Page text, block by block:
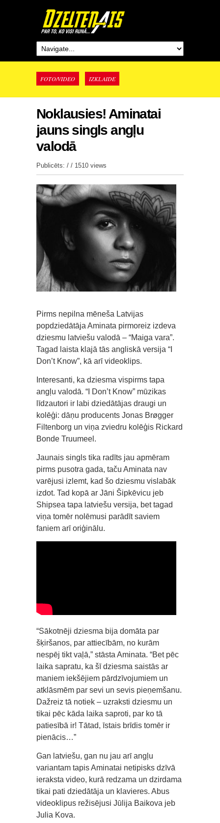
FOTO/VIDEO IZKLAIDE
Noklausies! Aminatai
jauns singls angļu
valodā
Publicēts: / / 1510 views
Pirms nepilna mēneša Latvijas
popdziedātāja Aminata pirmoreiz izdeva
dziesmu latviešu valodā – “Maiga vara”.
Tagad laista klajā tās angliskā versija “I
Don’t Know”, kā arī videoklips.
Interesanti, ka dziesma vispirms tapa
angļu valodā. “I Don’t Know” mūzikas
līdzautori ir labi dziedātājas draugi un
kolēģi: dāņu producents Jonas Brøgger
Filtenborg un viņa zviedru kolēģis Rickard
Bonde Truumeel.
Jaunais singls tika radīts jau apmēram
pirms pusotra gada, taču Aminata nav
varējusi izlemt, kad šo dziesmu vislabāk
izdot. Tad kopā ar Jāni Šipkēvicu jeb
Shipsea tapa latviešu versija, bet tagad
viņa tomēr nolēmusi parādīt saviem
faniem arī oriģinālu.
“Sākotnēji dziesma bija domāta par
šķiršanos, par attiecībām, no kurām
nespēj tikt vaļā,” stāsta Aminata. “Bet pēc
laika sapratu, ka šī dziesma saistās ar
maniem iekšējiem pārdzīvojumiem un
atklāsmēm par sevi un sevis pieņemšanu.
Dažreiz tā notiek – uzraksti dziesmu un
tikai pēc kāda laika saproti, par ko tā
patiesībā ir! Tātad, īstais brīdis tomēr ir
pienācis…”
Gan latviešu, gan nu jau arī angļu
variantam tapis Aminatai netipisks dzīvā
ieraksta video, kurā redzama un dzirdama
tikai pati dziedātāja un klavieres. Abus
videoklipus režisējusi Jūlija Baikova jeb
Julia Kova.